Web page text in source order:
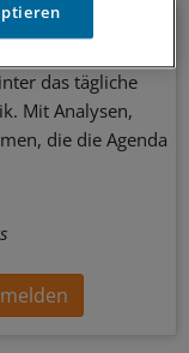
das tägliche
Mit Analysen,
die die Agenda